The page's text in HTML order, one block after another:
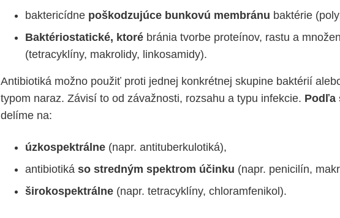
baktericídne poškodzujúce bunkovú membránu baktérie
Baktériostatické, ktoré bránia tvorbe proteínov, rastu a
(tetracyklíny, makrolidy, linkosamidy).
Antibiotiká možno použiť proti jednej konkrétnej skupine baktérií
typom naraz. Závisí to od závažnosti, rozsahu a typu infekcie. Podľa
delíme na:
úzkospektrálne (napr. antituberkulotiká),
antibiotiká so stredným spektrom účinku (napr. penicilín,
širokospektrálne (napr. tetracyklíny, chloramfenikol).